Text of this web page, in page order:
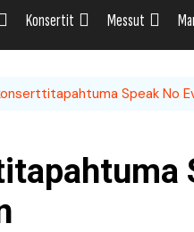
Konsertit Messut
Speak No